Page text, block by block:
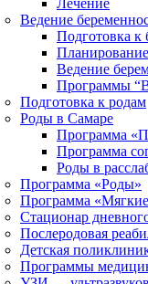
Лечение
Ведение
Подготовка к
Ведение
Программы
Подготовка к родам
Роды в Самаре
Программа
Программа
Роды в
Программа «Роды»
Программа
Стационар
Послеродовая
Детская
Программы